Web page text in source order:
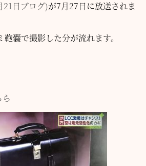
21日ブログ)が7月27日に放送されま
嚢で撮影した分が流れます。